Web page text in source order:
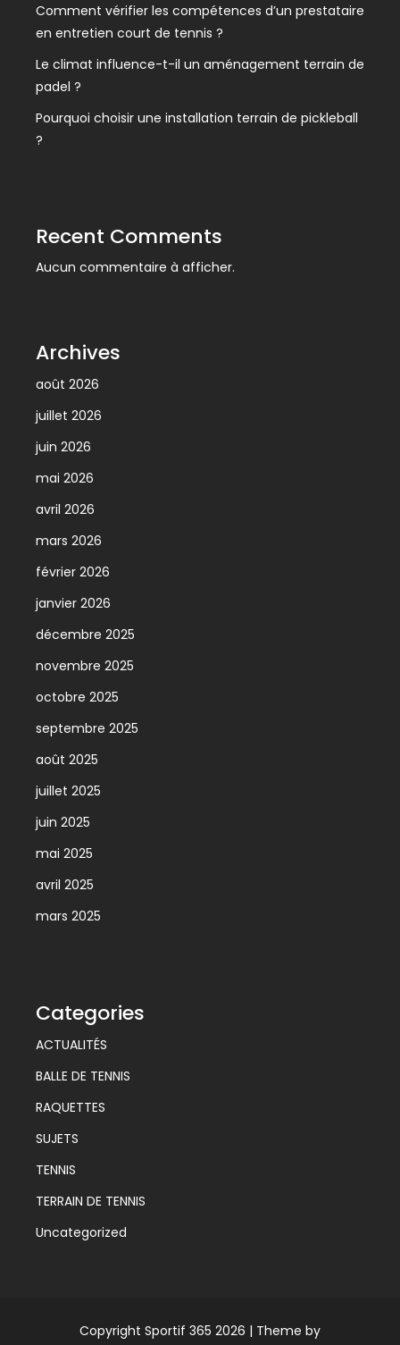
Comment vérifier les compétences d’un prestataire
en entretien court de tennis ?
Le climat influence-t-il un aménagement terrain de
padel ?
Pourquoi choisir une installation terrain de pickleball
?
Recent Comments
Aucun commentaire à afficher.
Archives
août 2026
juillet 2026
juin 2026
mai 2026
avril 2026
mars 2026
février 2026
janvier 2026
décembre 2025
novembre 2025
octobre 2025
septembre 2025
août 2025
juillet 2025
juin 2025
mai 2025
avril 2025
mars 2025
Categories
ACTUALITÉS
BALLE DE TENNIS
RAQUETTES
SUJETS
TENNIS
TERRAIN DE TENNIS
Uncategorized
Copyright Sportif 365 2026 | Theme by